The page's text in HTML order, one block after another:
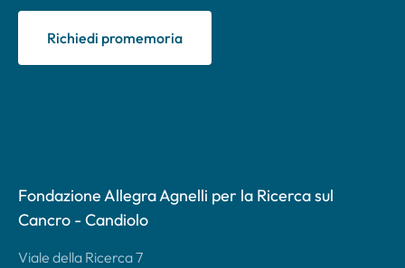
Richiedi promemoria
Fondazione Allegra Agnelli per la Ricerca sul
Cancro - Candiolo
Viale della Ricerca 7